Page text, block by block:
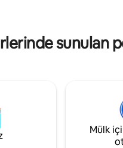
yerel olanaklar içinsunulan
Mülk